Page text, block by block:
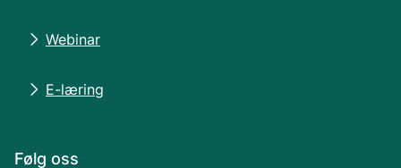
Webinar
E-læring
Følg oss